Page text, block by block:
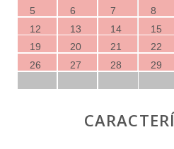
5 6 7 8
12
13 14 15
19
20 21 22
26
27 28 29